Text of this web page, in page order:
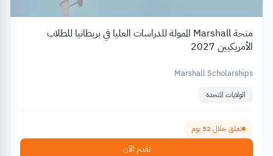
منحة Marshall الممولة للدراسات العليا في بريطانيا للطلاب
الأمريكيين 2027
Marshall Scholarships
الولايات المتحدة
تغلق خلال 52 يوم
تقدم الآن